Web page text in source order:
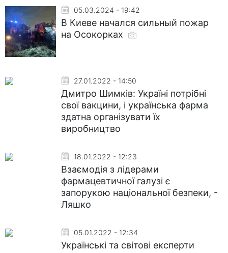
05.03.2024 - 19:42
В Киеве начался сильный пожар
на Осокорках
27.01.2022 - 14:50
Дмитро Шимків: Україні потрібні
свої вакцини, і українська фарма
здатна організувати їх
виробництво
18.01.2022 - 12:23
Взаємодія з лідерами
фармацевтичної галузі є
запорукою національної безпеки, -
Ляшко
05.01.2022 - 12:34
Українські та світові експерти